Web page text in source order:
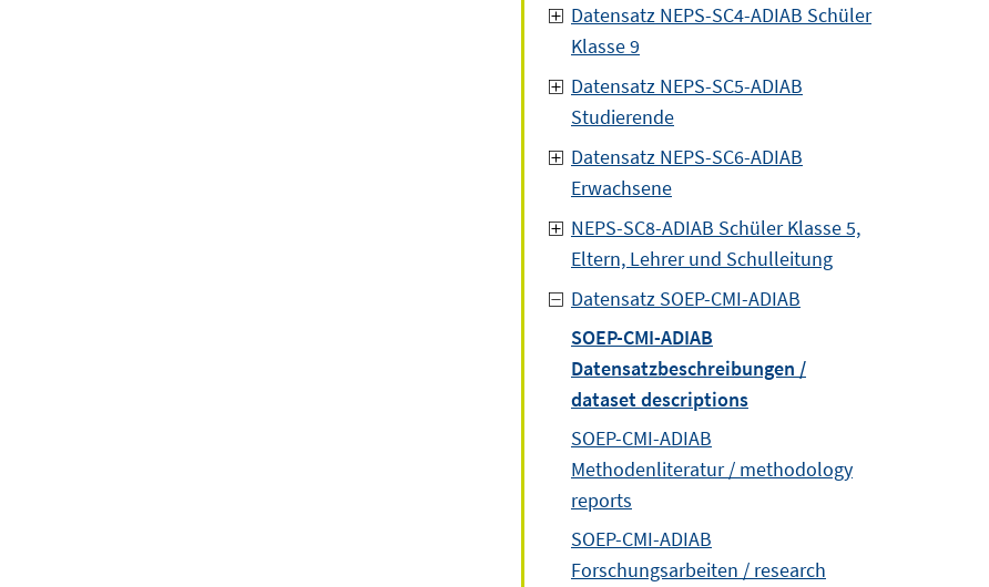
Datensatz NEPS-SC4-ADIAB Schüler
Klasse 9
Datensatz NEPS-SC5-ADIAB
Studierende
Datensatz NEPS-SC6-ADIAB
Erwachsene
NEPS-SC8-ADIAB Schüler Klasse 5,
Eltern, Lehrer und Schulleitung
Datensatz SOEP-CMI-ADIAB
SOEP-CMI-ADIAB
Datensatzbeschreibungen /
dataset descriptions
SOEP-CMI-ADIAB
Methodenliteratur / methodology
reports
SOEP-CMI-ADIAB
Forschungsarbeiten / research